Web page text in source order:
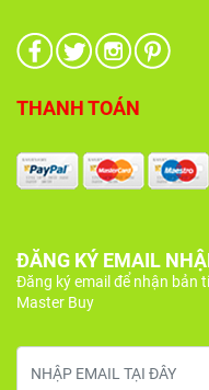
THANH TOÁN
ĐĂNG KÝ EMAIL
Đăng ký email để nhận bản
Master Buy